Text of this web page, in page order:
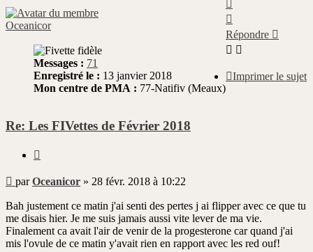
Oceanicor
Messages : 71
Enregistré le : 13 janvier 2018
Mon centre de PMA : 77-Natifiv (Meaux)
Re: Les FIVettes de Février 2018
Message
non
lu
parOceanicor » 28 févr. 2018 à 10:22
Bah justement ce matin j'ai senti des pertes j ai flipper avec ce que tu
me disais hier. Je me suis jamais aussi vite lever de ma vie.
Finalement ca avait l'air de venir de la progesterone car quand j'ai
mis l'ovule de ce matin y'avait rien en rapport avec les red ouf!
Répondre
Imprimer le sujet